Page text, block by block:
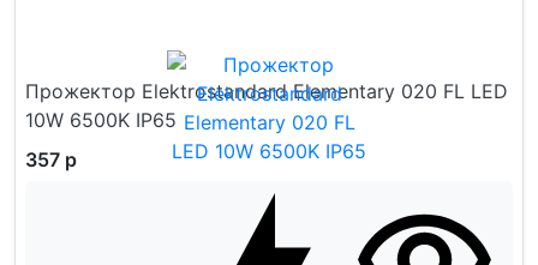
Прожектор Elektrostandard Elementary 020 FL LED
10W 6500K IP65
357 р